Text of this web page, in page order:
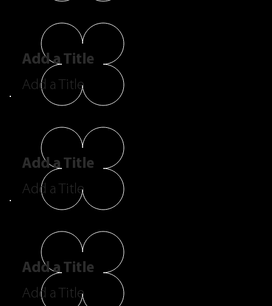
Add a Title
Add a Title
Add a Title
Add a Title
Add a Title
Add a Title